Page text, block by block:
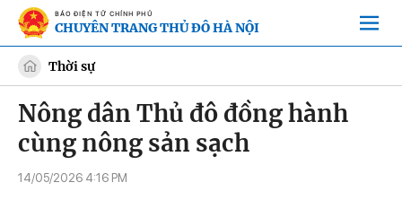
BÁO ĐIỆN TỬ CHÍNH PHỦ
CHUYÊN TRANG THỦ ĐÔ HÀ NỘI
Thời sự
Nông dân Thủ đô đồng hành
cùng nông sản sạch
14/05/2026 4:16 PM